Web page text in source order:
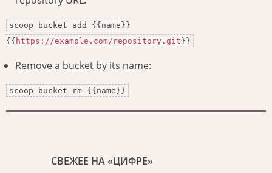
scoop bucket add {{name}}
{{ https://example.com/repository.git }}
Remove a bucket by its name:
scoop bucket rm {{name}}
СВЕЖЕЕ НА «ЦИФРЕ»